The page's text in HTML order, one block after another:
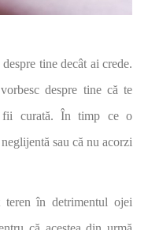
tine decât ai crede.
despre tine că te
fii curată. În timp ce o
sau că nu acorzi
în detrimentul ojei